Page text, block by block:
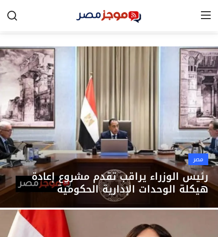
الرئيسية
مصر
الخليج
العالم
الرياضة
اقتصاد
تكنولوجيا
التعليم
مصر
رئيس الوزراء يراقب تقدم مشروع إعادة
هيكلة الوحدات الإدارية الحكومية